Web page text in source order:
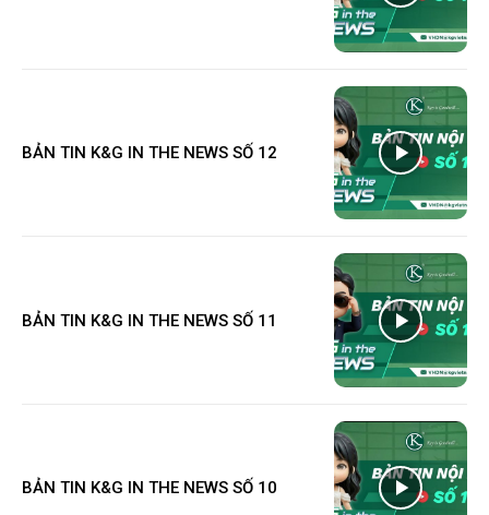
BẢN TIN K&G IN THE NEWS SỐ 12
BẢN TIN K&G IN THE NEWS SỐ 11
BẢN TIN K&G IN THE NEWS SỐ 10